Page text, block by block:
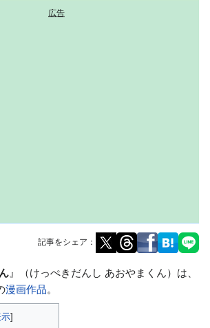
記事をシェア：
』（けっぺきだんし あおやまくん）は、
漫画作品。